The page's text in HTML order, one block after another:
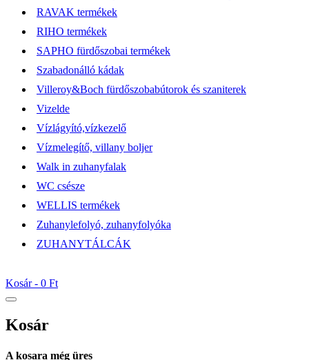
RAVAK termékek
RIHO termékek
SAPHO fürdőszobai termékek
Szabadonálló kádak
Villeroy&Boch fürdőszobabútorok és szaniterek
Vizelde
Vízlágyító,vízkezelő
Vízmelegítő, villany boljer
Walk in zuhanyfalak
WC csésze
WELLIS termékek
Zuhanylefolyó, zuhanyfolyóka
ZUHANYTÁLCÁK
Kosár - 0 Ft
Kosár
A kosara még üres